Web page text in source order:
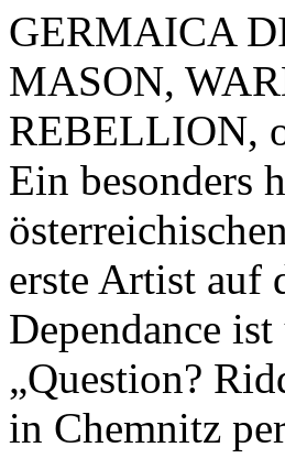
GERMAICA
MASON,
REBELLION,
Ein besonders
erste Artist auf
Dependance
„Question?
in Chemnitz